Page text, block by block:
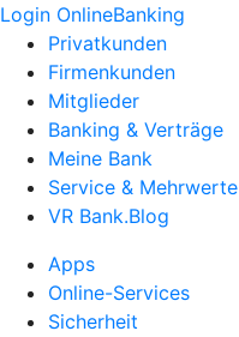
Login OnlineBanking
Privatkunden
Firmenkunden
Mitglieder
Banking & Verträge
Meine Bank
Service & Mehrwerte
VR Bank.Blog
Apps
Online-Services
Sicherheit